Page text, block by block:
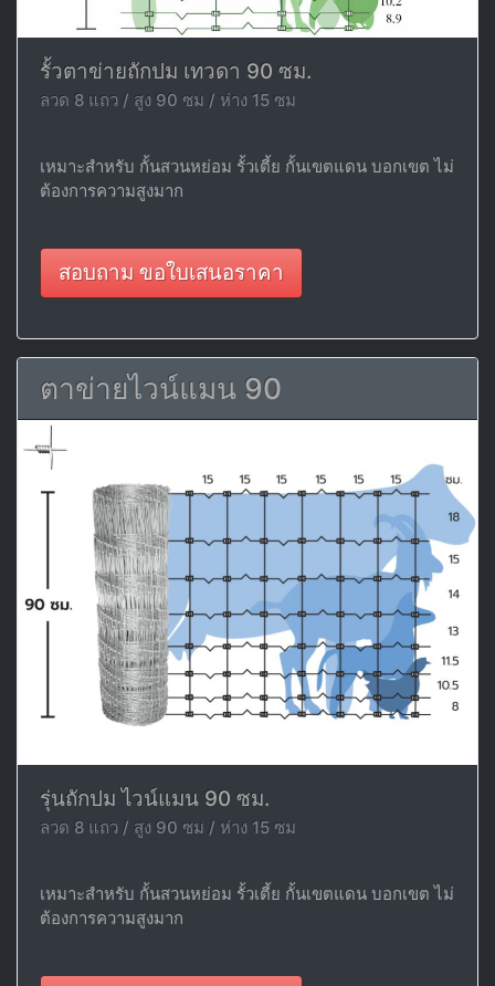
รั้วตาข่ายถักปม เทวดา 90 ซม.
ลวด 8 แถว / สูง 90 ซม / ห่าง 15 ซม
เหมาะสำหรับ กั้นสวนหย่อม รั้วเตี้ย กั้นเขตแดน บอกเขต ไม่
ต้องการความสูงมาก
สอบถาม ขอใบเสนอราคา
ตาข่ายไวน์แมน 90
รุ่นถักปม ไวน์แมน 90 ซม.
ลวด 8 แถว / สูง 90 ซม / ห่าง 15 ซม
เหมาะสำหรับ กั้นสวนหย่อม รั้วเตี้ย กั้นเขตแดน บอกเขต ไม่
ต้องการความสูงมาก